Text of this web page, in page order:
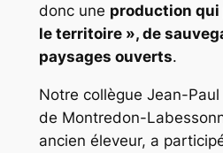
donc une production qui
le territoire », de
paysages ouverts.
Notre collègue Jean-
de Montredon-
ancien éleveur, a